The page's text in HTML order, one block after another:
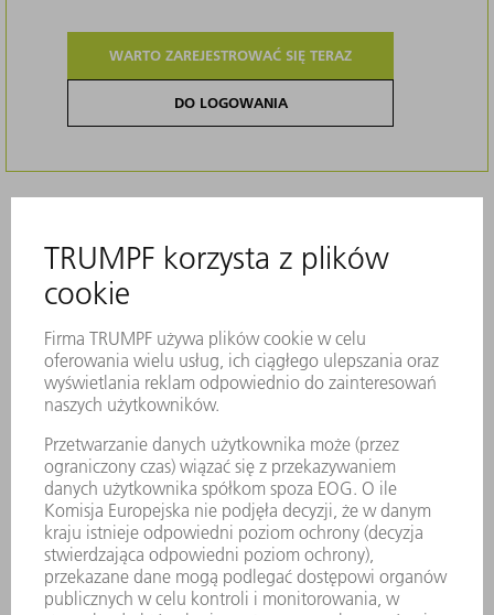
WARTO ZAREJESTROWAĆ SIĘ TERAZ
DO LOGOWANIA
Opis
Większe obciążenie matryc w
porównaniu z matrycami 30°
Mniejsze odkształcenie w strefie
gięcia
W przypadku narzędzi dolnych obowiązuje
podział jak w przypadku narzędzi górnych.